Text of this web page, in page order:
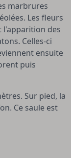
marbrures
Les fleurs
l'apparition des
Celles-ci
ensuite
puis
Sur pied, la
Ce saule est